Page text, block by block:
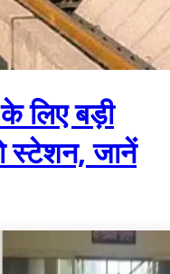
लिए बड़ी
स्टेशन, जानें